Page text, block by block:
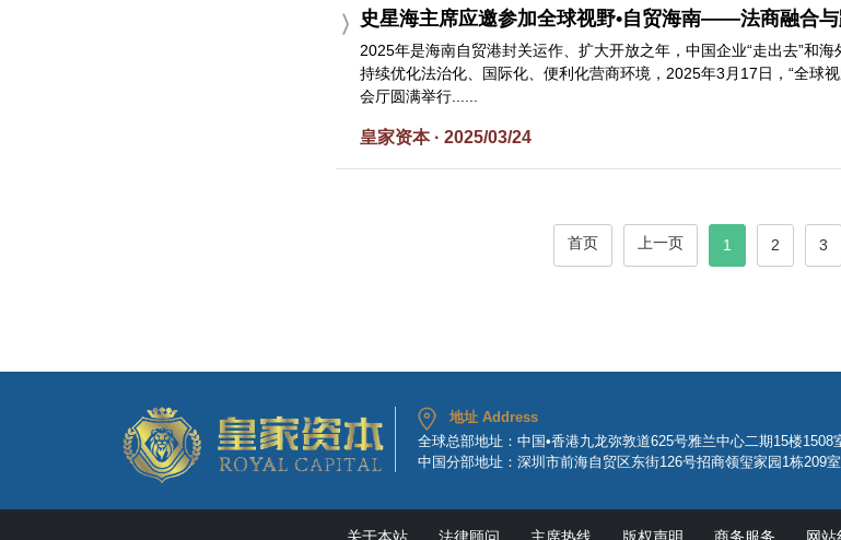
史星海主席应邀参加全球视野•自贸海南——法商融合与
2025年是海南自贸港封关运作、扩大开放之年，中国企业“走出去”和
持续优化法治化、国际化、便利化营商环境，2025年3月17日，“全球
会厅圆满举行......
皇家资本 · 2025/03/24
首页 上一页 1 2 3
地址 Address
全球总部地址：中国•香港九龙弥敦道625号雅兰中心二期15楼1508
中国分部地址：深圳市前海自贸区东街126号招商领玺家园1栋209室